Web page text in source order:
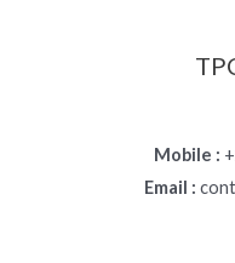
Mobile :
Email :